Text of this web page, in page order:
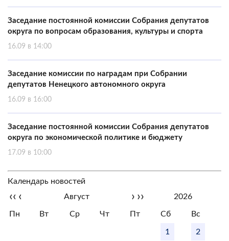
Заседание постоянной комиссии Собрания депутатов
округа по вопросам образования, культуры и спорта
16.09 в 14:00
Заседание комиссии по наградам при Собрании
депутатов Ненецкого автономного округа
16.09 в 16:00
Заседание постоянной комиссии Собрания депутатов
округа по экономической политике и бюджету
17.09 в 10:00
Календарь новостей
‹‹ ‹ Август › ›› 2026
Пн Вт Ср Чт Пт Сб Вс
1 2